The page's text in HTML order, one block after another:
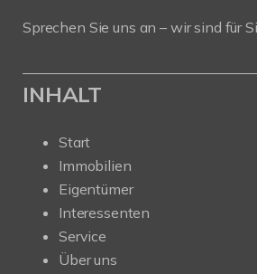
Sprechen Sie uns an – wir sind für
INHALT
Start
Immobilien
Eigentümer
Interessenten
Service
Über uns